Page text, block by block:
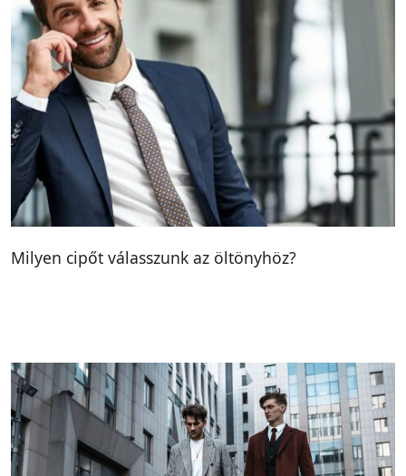
Milyen cipőt válasszunk az öltönyhöz?